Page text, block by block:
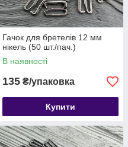
Гачок для бретелів 12 мм
нікель (50 шт./пач.)
В наявності
135 ₴/упаковка
Купити